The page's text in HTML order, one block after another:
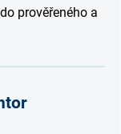
prověřeného a